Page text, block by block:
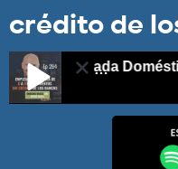
crédito de
– Empleada
E294 – Empleada
Sin crédito de los